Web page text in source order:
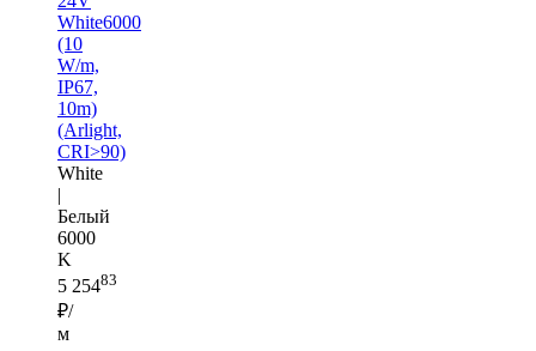
White6000
(10
W/m,
IP67,
10m)
(Arlight,
CRI>90)
White
|
Белый
6000
K
5 25483
₽/
м